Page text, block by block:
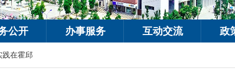
公开 办事服务 互动交流 政
践在霍邱